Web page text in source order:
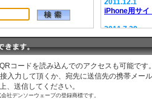
2011.12.1
iPhone用サイ
2011.7.29
EV充電器情
2008.9.12
駐車場検索サ
コードを読み込んでのアクセスも可能です
入力して頂くか、宛先に送信先の携帯メー
、送信してください。
社デンソーウェーブの登録商標です。